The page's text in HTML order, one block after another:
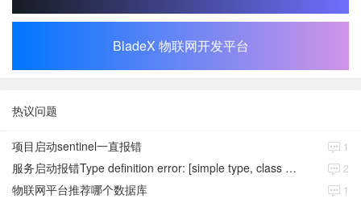
BladeX 物联网开发平台
热议问题
项目启动sentinel一直报错 1
服务启动报错Type definition error: [simple type, class java.time.Instant] 2
物联网平台推荐哪个数据库 1